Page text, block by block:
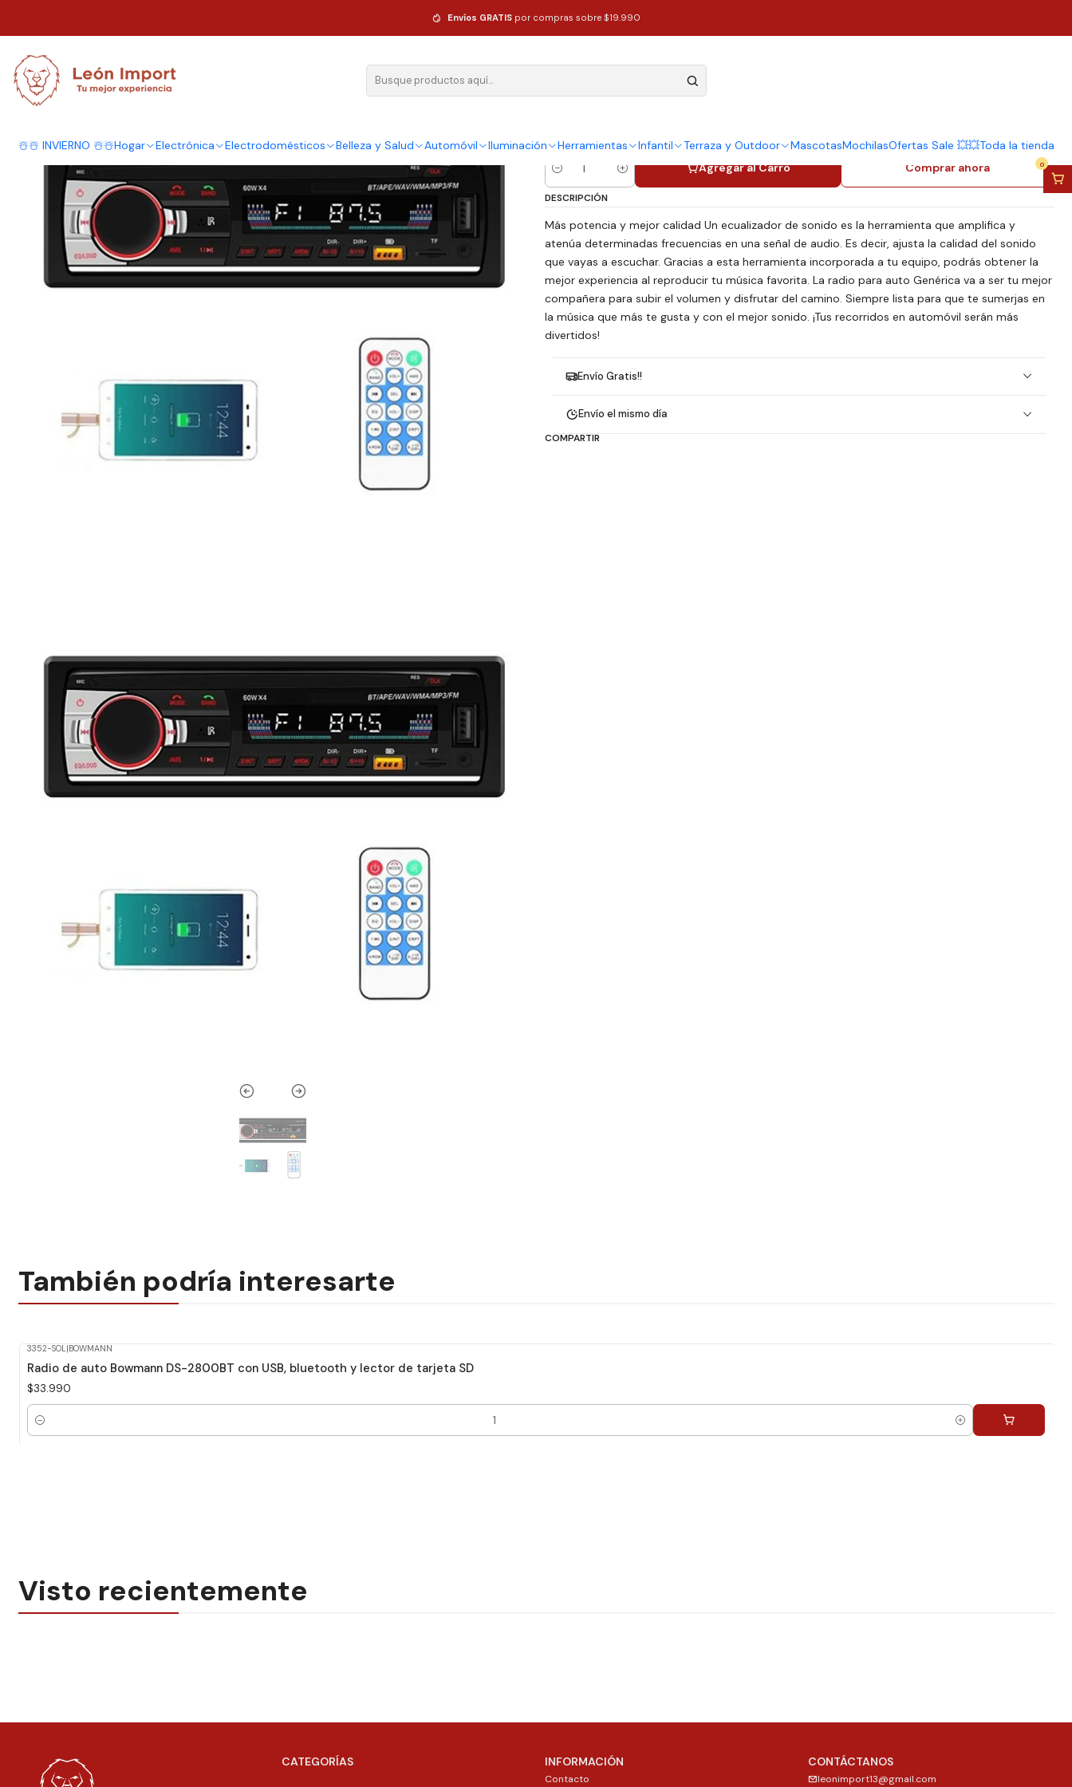
☃️☃️ INVIERNO ☃️☃️Hogar Electrónica Electrodomésticos Belleza y Salud Automóvil Iluminación Herramientas Infantil Terraza y Outdoor MascotasMochilasOfertas Sale 💥💥Toda la tienda
0
Envíos GRATIS por compras sobre $19.990
Radio De Auto Genérica Jsd-530 Con Usb, Bluetooth Y Lector De Tarjeta Sd
| Radio De Auto Genérica Jsd-530
Con Usb, Bluetooth Y Lector De
Cantidad
Agregar al Carro Comprar ahora
DESCRIPCIÓN
Más potencia y mejor calidad Un ecualizador de sonido es la herramienta que amplifica y
atenúa determinadas frecuencias en una señal de audio. Es decir, ajusta la calidad del sonido
que vayas a escuchar. Gracias a esta herramienta incorporada a tu equipo, podrás obtener la
mejor experiencia al reproducir tu música favorita. La radio para auto Genérica va a ser tu mejor
compañera para subir el volumen y disfrutar del camino. Siempre lista para que te sumerjas en
la música que más te gusta y con el mejor sonido. ¡Tus recorridos en automóvil serán más
divertidos!
Envío Gratis!!
Envío el mismo día
COMPARTIR
También podría interesarte
3352-SOL BOWMANN
Radio de auto Bowmann DS-2800BT con USB, bluetooth y lector de tarjeta SD
$33.990
Cantidad
Visto recientemente
CATEGORÍAS INFORMACIÓN
Contacto
CONTÁCTANOS
leonimport13@gmail.com